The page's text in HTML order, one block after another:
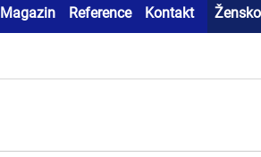
Magazin Reference Kontakt